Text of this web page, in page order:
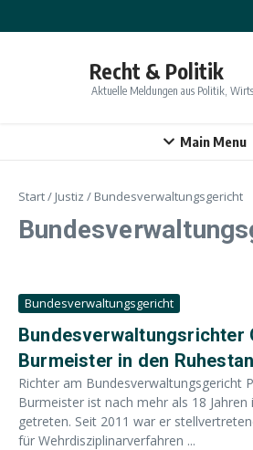
Recht & Politik
Aktuelle Meldungen aus Politik,
Main Menu
Start/ Justiz / Bundesverwaltungsgericht
Bundesverwaltungsgericht
Bundesverwaltungsrichter
Burmeister in den
Richter am Bundesverwaltungsgericht
Burmeister ist nach mehr als 18 Jahren
getreten. Seit 2011 war er
für Wehrdisziplinarverfahren ...